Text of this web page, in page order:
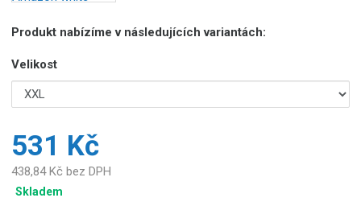
Produkt nabízíme v následujících variantách:
Velikost
531 Kč
438,84 Kč bez DPH
Skladem